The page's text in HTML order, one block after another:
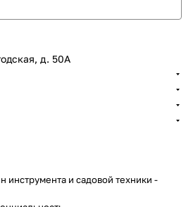
д. 50А
инструмента и садовой техники -